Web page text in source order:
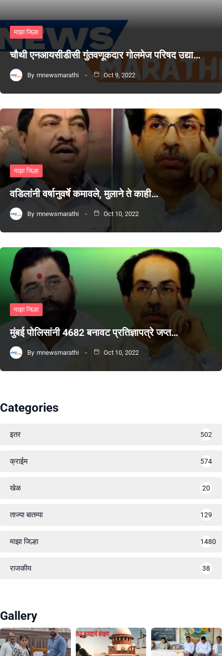
माझा जिल्हा
चौथी एनआयसीडीसी गुंतवणूकदार गोलमेज परिषद उद्या…
By mnewsmarathi Oct 9, 2022
माझा जिल्हा
वडिलांनी वर्षानुवर्षे कमावले, मुलाने ते काही…
By mnewsmarathi Oct 10, 2022
माझा जिल्हा
मुंबई पोलिसांनी 4682 बनावट प्रतिज्ञापत्रे जप्त…
By mnewsmarathi Oct 10, 2022
Categories
इतर 502
क्राईम 574
खेळ 20
ताज्या बातम्या 129
माझा जिल्हा 1480
राजकीय 38
Gallery